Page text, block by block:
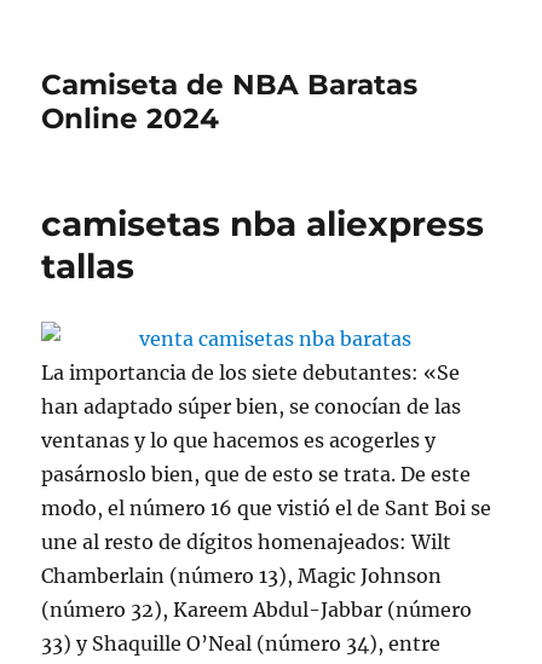
Camiseta de NBA Baratas
Online 2024
camisetas nba aliexpress
tallas
La importancia de los siete debutantes: «Se
han adaptado súper bien, se conocían de las
ventanas y lo que hacemos es acogerles y
pasárnoslo bien, que de esto se trata. De este
modo, el número 16 que vistió el de Sant Boi se
une al resto de dígitos homenajeados: Wilt
Chamberlain (número 13), Magic Johnson
(número 32), Kareem Abdul-Jabbar (número
33) y Shaquille O’Neal (número 34), entre